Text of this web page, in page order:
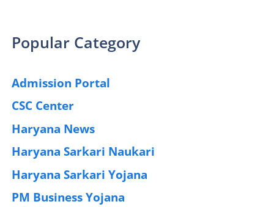
Popular Category
Admission Portal
CSC Center
Haryana News
Haryana Sarkari Naukari
Haryana Sarkari Yojana
PM Business Yojana